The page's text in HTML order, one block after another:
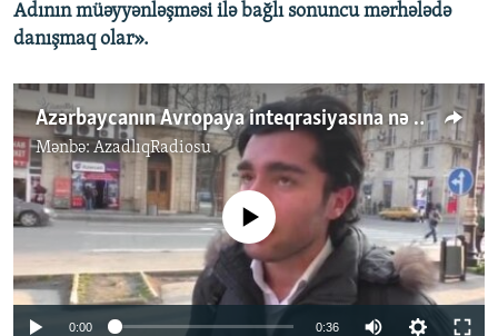
Adının müəyyənləşməsi ilə bağlı sonuncu mərhələdə
danışmaq olar».
Azərbaycanın Avropaya inteqrasiyasına nə mane olur?
Mənbə:AzadlıqRadiosu
No media source currently available
0:00 0:36